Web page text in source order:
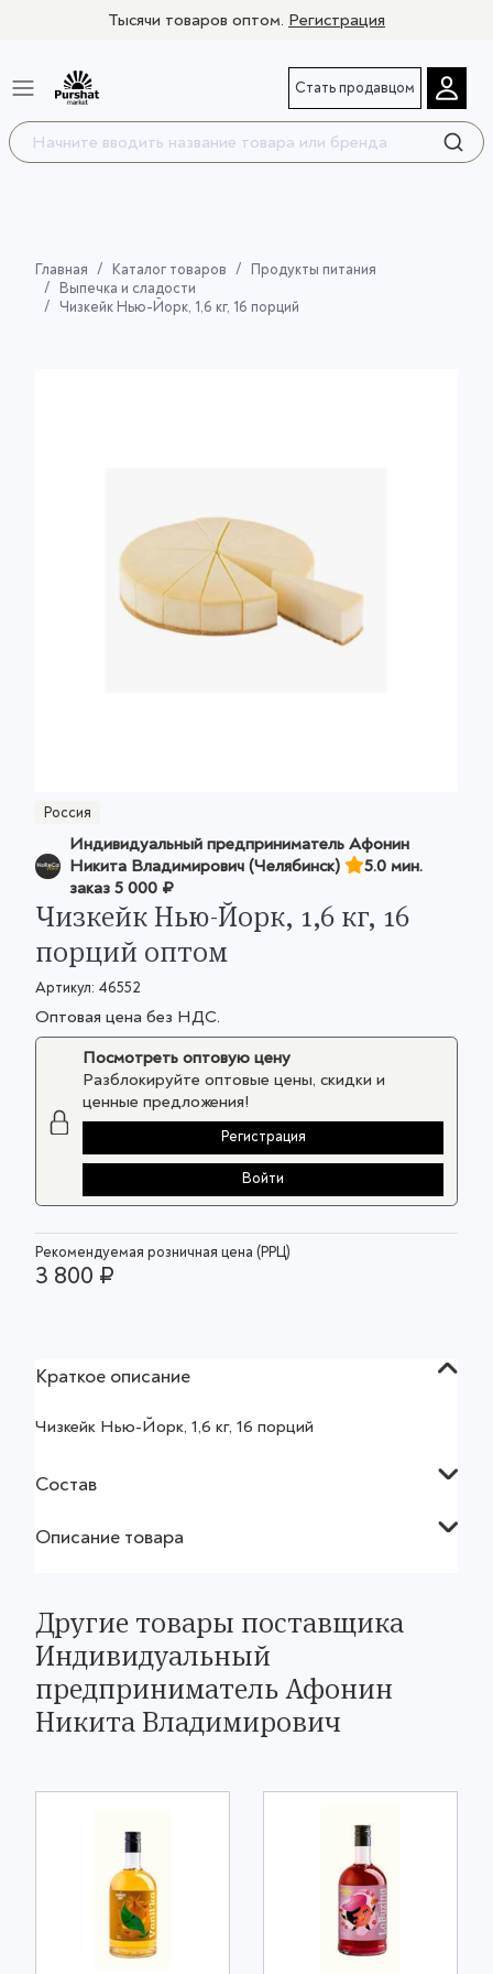
Тысячи товаров оптом. Регистрация
Стать продавцом
Главная Каталог товаров
Продукты питания
Выпечка и сладости
Чизкейк Нью-Йорк, 1,6 кг, 16 порций
Россия
Индивидуальный предприниматель Афонин
Никита Владимирович (Челябинск)
5.0 мин.
заказ 5 000 ₽
Чизкейк Нью-Йорк, 1,6 кг, 16
порций оптом
Артикул: 46552
Оптовая цена без НДС.
Посмотреть оптовую цену
Разблокируйте оптовые цены, скидки и
ценные предложения!
Регистрация
Войти
Рекомендуемая розничная цена (РРЦ)
3 800 ₽
Краткое описание
Чизкейк Нью-Йорк, 1,6 кг, 16 порций
Состав
Описание товара
Другие товары поставщика
Индивидуальный
предприниматель Афонин
Никита Владимирович